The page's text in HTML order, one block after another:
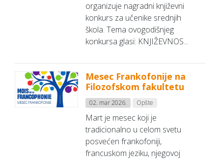
organizuje nagradni književni
konkurs za učenike srednjih
škola. Tema ovogodišnjeg
konkursa glasi: KNJIŽEVNOS...
Mesec Frankofonije na
Filozofskom fakultetu
02. mar 2026. Opšte
Mart je mesec koji je
tradicionalno u celom svetu
posvećen frankofoniji,
francuskom jeziku, njegovoj